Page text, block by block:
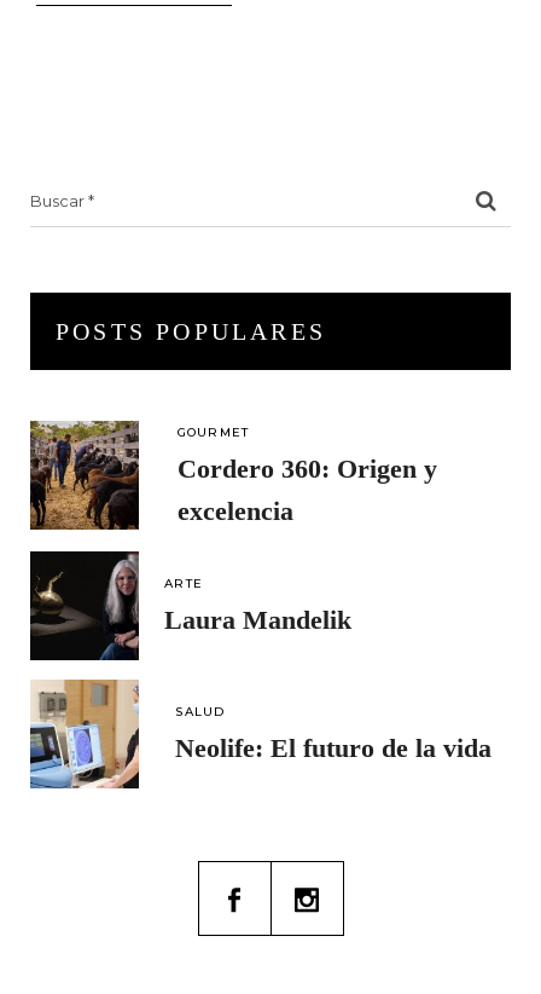
POSTS POPULARES
GOURMET
Cordero 360: Origen y
excelencia
ARTE
Laura Mandelik
SALUD
Neolife: El futuro de la vida